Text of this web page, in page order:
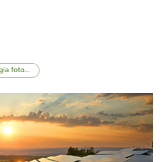
anticipación, predicción
anticipación,
Iberdrola: anticipación,